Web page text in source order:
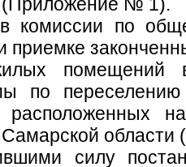
комиссии по
приемке
помещений
по
на
Самарской
силу